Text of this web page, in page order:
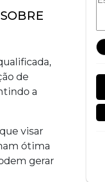
de
a
visar
ótima
gerar